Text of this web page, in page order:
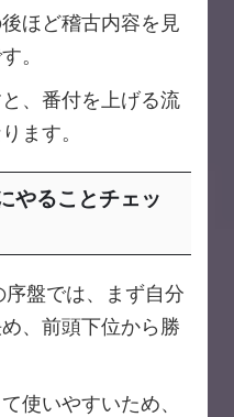
ほど稽古内容を見
。
、番付を上げる流
ます。
やることチェッ
序盤では、まず自分
、前頭下位から勝
使いやすいため、